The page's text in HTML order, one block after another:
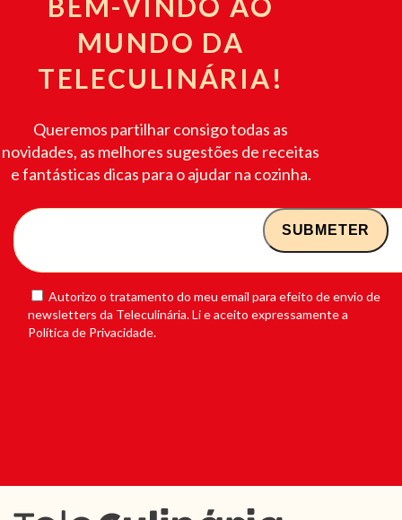
MUNDO DA
TELECULINÁRIA!
Queremos partilhar consigo todas as
novidades, as melhores sugestões de receitas
e fantásticas dicas para o ajudar na cozinha.
Autorizo o tratamento do meu email para efeito de envio de
newsletters da Teleculinária. Li e aceito expressamente a
Política de Privacidade.